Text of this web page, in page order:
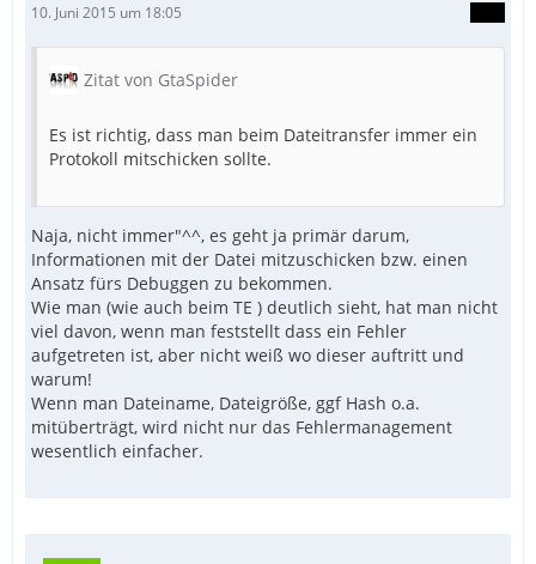
10. Juni 2015 um 18:05
Zitat von GtaSpider
Es ist richtig, dass man beim Dateitransfer immer ein
Protokoll mitschicken sollte.
Naja, nicht immer"^^, es geht ja primär darum,
Informationen mit der Datei mitzuschicken bzw. einen
Ansatz fürs Debuggen zu bekommen.
Wie man (wie auch beim TE ) deutlich sieht, hat man nicht
viel davon, wenn man feststellt dass ein Fehler
aufgetreten ist, aber nicht weiß wo dieser auftritt und
warum!
Wenn man Dateiname, Dateigröße, ggf Hash o.a.
mitüberträgt, wird nicht nur das Fehlermanagement
wesentlich einfacher.